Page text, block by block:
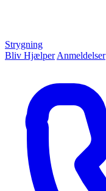
Strygning
Bliv Hjælper Anmeldelser